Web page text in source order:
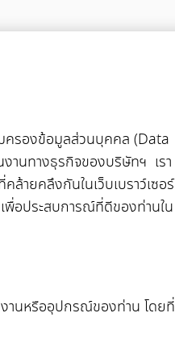
ครองข้อมูลส่วนบุคคล (Data
านทางธุรกิจของบริษัทฯ เรา
ล้ายคลึงกันในเว็บเบราว์เซอร์
พื่อประสบการณ์ที่ดีของท่านใน
งานหรืออุปกรณ์ของท่าน โดยที่